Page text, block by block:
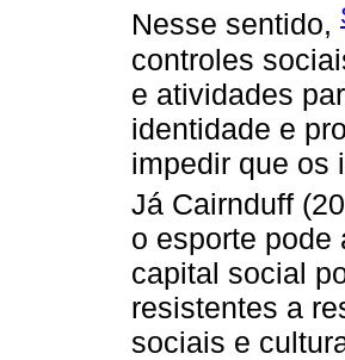
Nesse sentido,
controles
e atividades
identidade e
impedir que os
Já Cairnduff
o esporte pode
capital social
resistentes a
sociais e